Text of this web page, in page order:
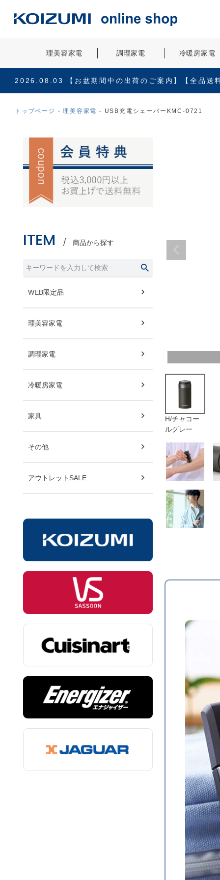
理美容家電 調理家電 冷暖房家電
2026.08.03 【お盆期間中の出荷のご案内】【全品送
トップページ 理美容家電 USB充電シェーバーKMC-0721
ITEM 商品から探す
WEB限定品
理美容家電
調理家電
冷暖房家電
家具
その他
アウトレットSALE
H/チャコー
ルグレー